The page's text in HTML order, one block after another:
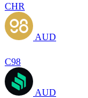
CHR
AUD
C98
AUD